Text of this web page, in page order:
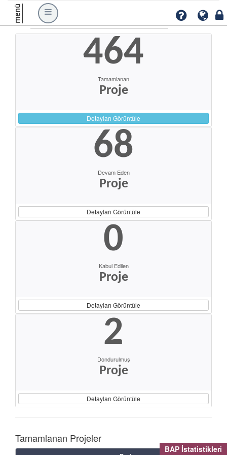
BAP İstatistikleri
menü
464
Tamamlanan
Proje
Detayları Görüntüle
68
Devam Eden
Proje
Detayları Görüntüle
0
Kabul Edilen
Proje
Detayları Görüntüle
2
Dondurulmuş
Proje
Detayları Görüntüle
Tamamlanan Projeler